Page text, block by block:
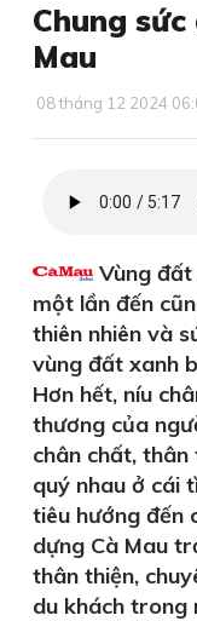
Chung
Mau
08 tháng 12 2024
Vùng đất
một lần đến
thiên nhiên và
vùng đất xanh
Hơn hết, níu
thương của
chân chất, thân
quý nhau ở cái
tiêu hướng đến
dựng Cà Mau
thân thiện,
du khách trong